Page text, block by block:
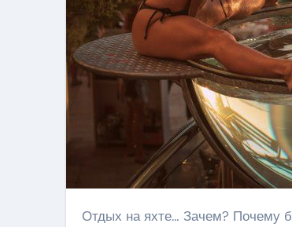
Отдых на яхте… Зачем? Почему бы не выбрать привычный вариант с гостиницей – такой знакомый и